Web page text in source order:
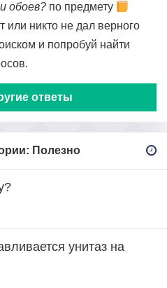
обоев? по предмету
или никто не дал верного
и попробуй найти
ответы
Полезно
унитаз на